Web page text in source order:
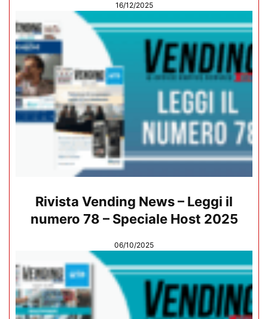
16/12/2025
Rivista Vending News – Leggi il
numero 78 – Speciale Host 2025
06/10/2025